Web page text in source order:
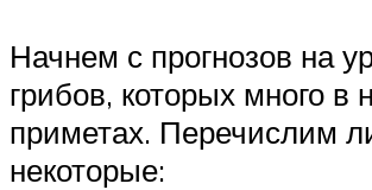
Начнем с прогнозов на
грибов, которых много в
приметах. Перечислим
некоторые: